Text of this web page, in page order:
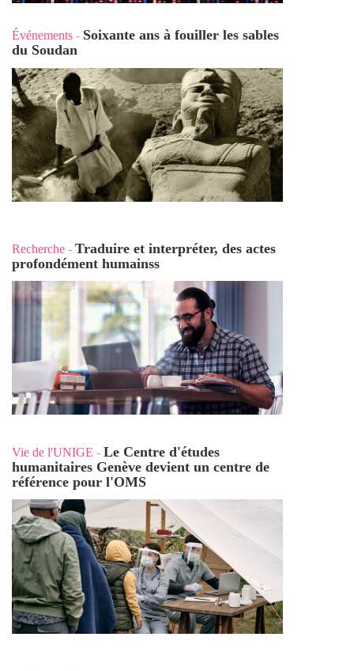
Événements - Soixante ans à fouiller les sables
du Soudan
Recherche - Traduire et interpréter, des actes
profondément humainss
Vie de l'UNIGE - Le Centre d'études
humanitaires Genève devient un centre de
référence pour l'OMS